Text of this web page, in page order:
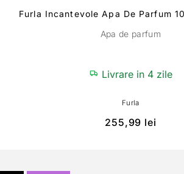
Furla Incantevole Apa De Parfum
Apa de parfum
Livrare in 4 zile
Furla
255,99 lei